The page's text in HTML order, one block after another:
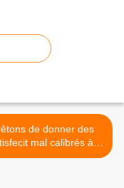
de donner des
mal calibrés à
Sarkozy >